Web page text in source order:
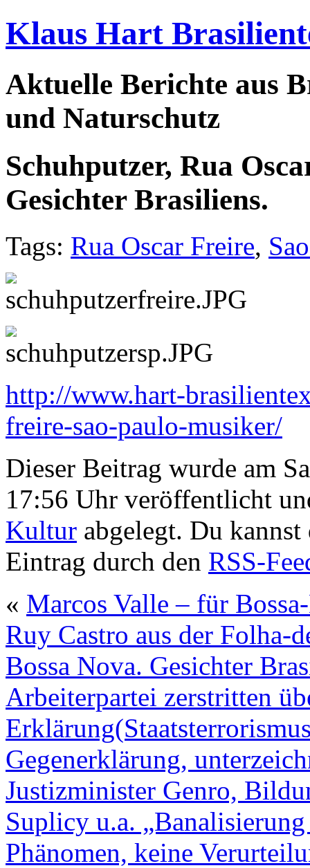
Klaus Hart
Aktuelle Berichte aus
und Naturschutz
Schuhputzer, Rua
Gesichter Brasiliens.
Tags: Rua Oscar Freire,
http://www.hart-
freire-sao-paulo-musiker/
Dieser Beitrag wurde am
17:56 Uhr veröffentlicht
Kultur abgelegt. Du
Eintrag durch den RSS-
« Marcos Valle – für
Ruy Castro aus der Folha-
Bossa Nova. Gesichter
Arbeiterpartei zerstritten
Gegenerklärung,
Justizminister Genro,
Suplicy u.a.
Phänomen, keine